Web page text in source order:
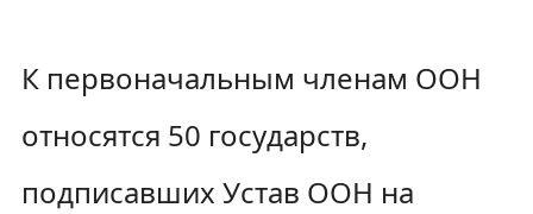
К первоначальным членам ООН
относятся 50 государств,
подписавших Устав ООН на